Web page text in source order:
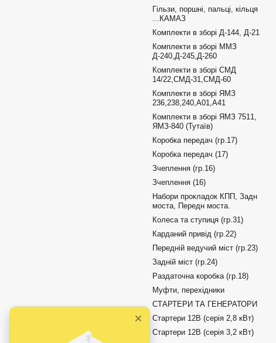
Гільзи, поршні, пальці, кільця
...КАМАЗ
Комплекти в зборі Д-144, Д-21
Комплекти в зборі ММЗ
Д-240,Д-245,Д-260
Комплекти в зборі СМД
14/22,СМД-31,СМД-60
Комплекти в зборі ЯМЗ
236,238,240,А01,А41
Комплекти в зборі ЯМЗ 7511,
ЯМЗ-840 (Тутаїв)
Коробка передач (гр.17)
Коробка передач (17)
Зчеплення (гр.16)
Зчеплення (16)
Набори прокладок КПП, Задн
моста, Передн моста.
Колеса та ступиця (гр.31)
Карданий привід (гр.22)
Передній ведучий міст (гр.23)
Задній міст (гр.24)
Раздаточна коробка (гр.18)
Муфти, перехідники
СТАРТЕРИ ТА ГЕНЕРАТОРИ
Стартери 12В (серія 2,8 кВт)
Стартери 12В (серія 3,2 кВт)